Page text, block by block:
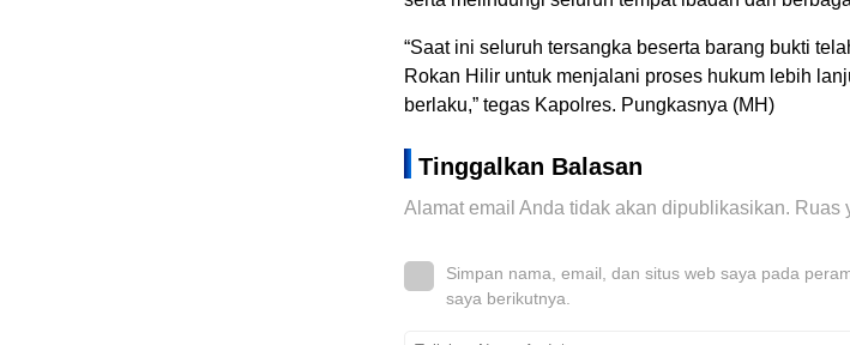
“Saat ini seluruh tersangka beserta barang bukti
Rokan Hilir untuk menjalani proses hukum lebih
berlaku,” tegas Kapolres. Pungkasnya (MH)
Tinggalkan Balasan
Alamat email Anda tidak akan dipublikasikan. Ruas
Simpan nama, email, dan situs web saya pada
saya berikutnya.